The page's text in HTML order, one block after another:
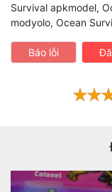
Survival apkmodel,
modyolo, Ocean
Báo lỗi